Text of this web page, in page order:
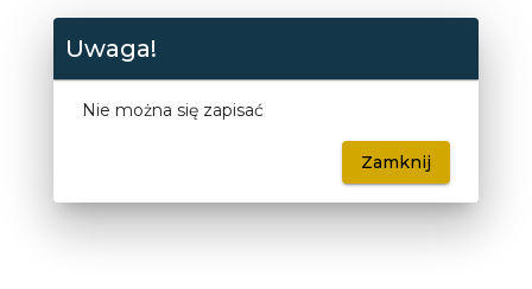
Uwaga!
Nie można się zapisać
Zamknij